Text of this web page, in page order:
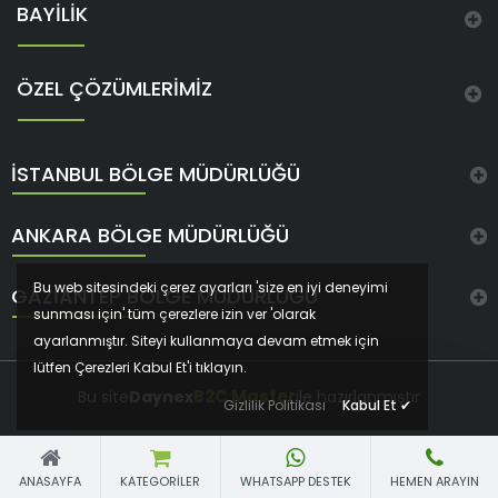
ANASAYFA KATEGORILER WHATSAPP DESTEK HEMEN ARAYIN
BAYİLİK
ÖZEL ÇÖZÜMLERİMİZ
İSTANBUL BÖLGE MÜDÜRLÜĞÜ
ANKARA BÖLGE MÜDÜRLÜĞÜ
GAZIANTEP BÖLGE MÜDÜRLÜĞÜ
B2C Masterile hazırlanmıştır
Bu web sitesindeki çerez ayarları 'size en iyi deneyimi
sunması için' tüm çerezlere izin ver 'olarak
ayarlanmıştır. Siteyi kullanmaya devam etmek için
lütfen Çerezleri Kabul Et'i tıklayın.
Gizlilik Politikası
Kabul Et ✔